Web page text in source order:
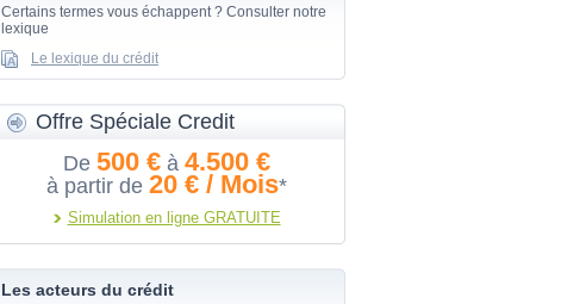
Certains termes vous échappent ? Consulter notre
lexique
Le lexique du crédit
Offre Spéciale Credit
De 500 € à 4.500 €
à partir de 20 € / Mois*
Simulation en ligne GRATUITE
Les acteurs du crédit